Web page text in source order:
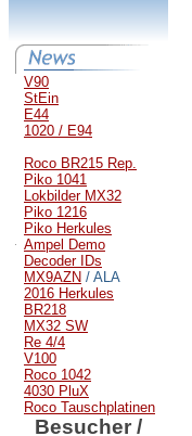
V90
StEin
E44
1020 / E94
Roco BR215 Rep.
Piko 1041
Lokbilder MX32
Piko 1216
Piko Herkules
Ampel Demo
Decoder IDs
MX9AZN / ALA
2016 Herkules
BR218
MX32 SW
Re 4/4
V100
Roco 1042
4030 PluX
Roco Tauschplatinen
Besucher /